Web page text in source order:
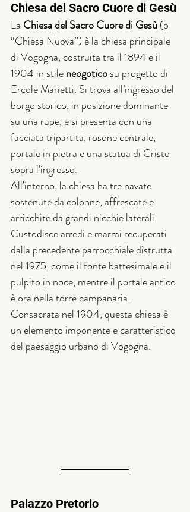
Chiesa del Sacro Cuore di Gesù
La Chiesa del Sacro Cuore di Gesù (o
“Chiesa Nuova”) è la chiesa principale
di Vogogna, costruita tra il 1894 e il
1904 in stile neogotico su progetto di
Ercole Marietti. Si trova all’ingresso del
borgo storico, in posizione dominante
su una rupe, e si presenta con una
facciata tripartita, rosone centrale,
portale in pietra e una statua di Cristo
sopra l’ingresso.
All’interno, la chiesa ha tre navate
sostenute da colonne, affrescate e
arricchite da grandi nicchie laterali.
Custodisce arredi e marmi recuperati
dalla precedente parrocchiale distrutta
nel 1975, come il fonte battesimale e il
pulpito in noce, mentre il portale antico
è ora nella torre campanaria.
Consacrata nel 1904, questa chiesa è
un elemento imponente e caratteristico
del paesaggio urbano di Vogogna.
Palazzo Pretorio